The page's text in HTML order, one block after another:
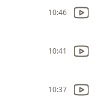
10:46
10:41
10:37